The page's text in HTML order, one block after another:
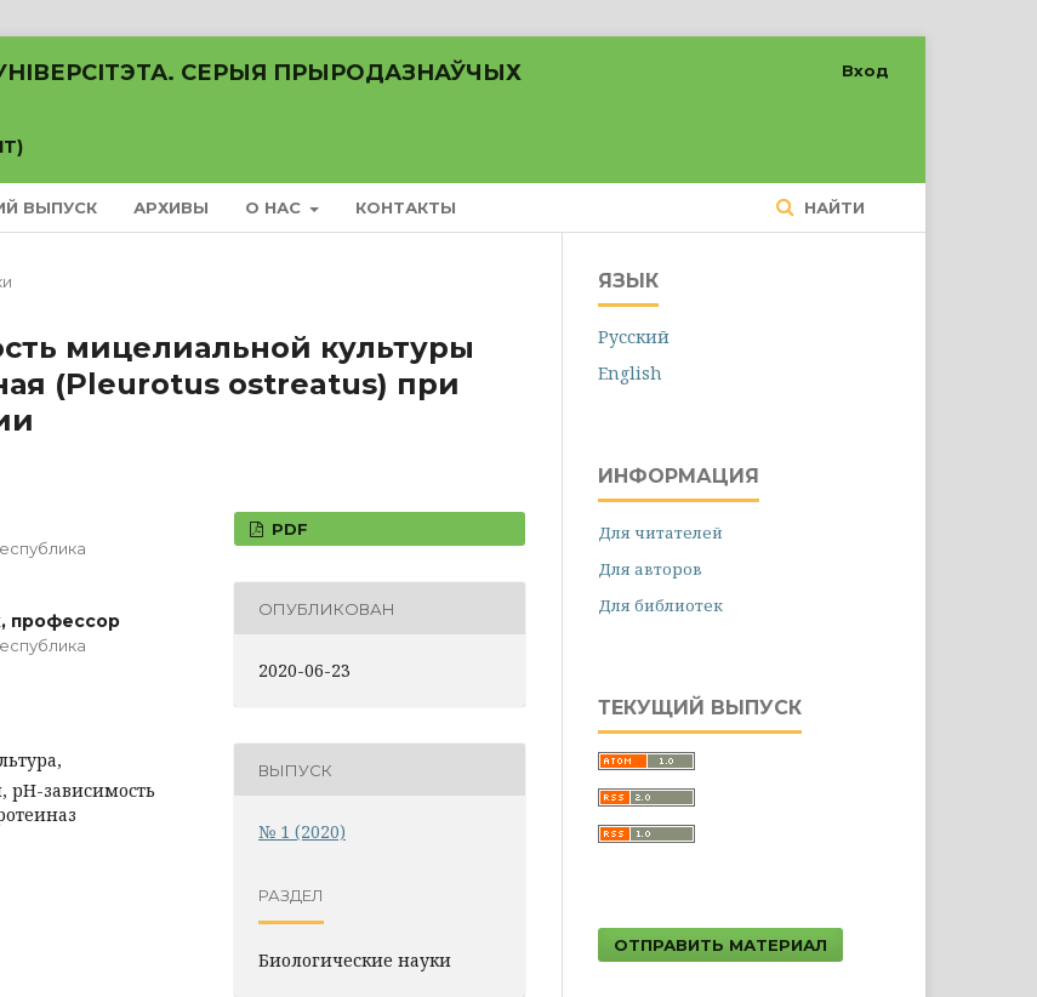
СЕРЫЯ ПРЫРОДАЗНАЎЧЫХ
ВЫПУСК АРХИВЫ О НАС КОНТАКТЫ НАЙТИ
Вход
мицелиальной культуры
(Pleurotus ostreatus) при
профессор
рН-зависимость
PDF
ОПУБЛИКОВАН
2020-06-23
ВЫПУСК
№ 1 (2020)
РАЗДЕЛ
Биологические науки
ЯЗЫК
Русский
English
ИНФОРМАЦИЯ
Для читателей
Для авторов
Для библиотек
ТЕКУЩИЙ ВЫПУСК
ОТПРАВИТЬ МАТЕРИАЛ